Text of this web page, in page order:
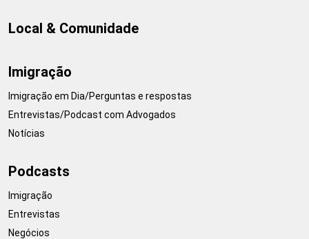
Local & Comunidade
Imigração
Imigração em Dia/Perguntas e respostas
Entrevistas/Podcast com Advogados
Notícias
Podcasts
Imigração
Entrevistas
Negócios